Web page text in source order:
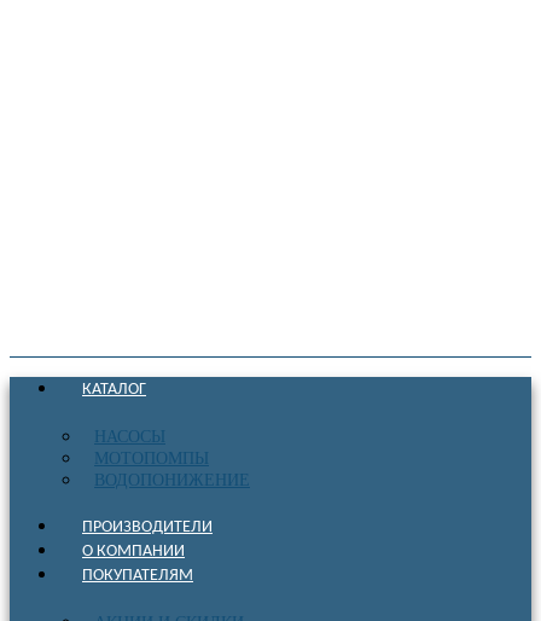
КАТАЛОГ
НАСОСЫ
МОТОПОМПЫ
ВОДОПОНИЖЕНИЕ
ПРОИЗВОДИТЕЛИ
О КОМПАНИИ
ПОКУПАТЕЛЯМ